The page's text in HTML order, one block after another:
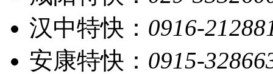
汉中特快： 0916-
安康特快： 0915-